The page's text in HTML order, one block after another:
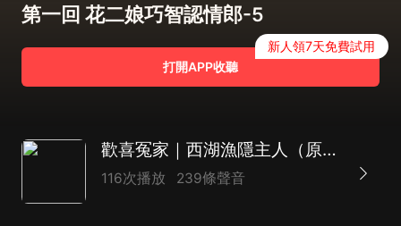
第一回 花二娘巧智認情郎-5
打開APP收聽
新人領7天免費試用
歡喜冤家｜西湖漁隱主人（原文）
116次播放 239條聲音